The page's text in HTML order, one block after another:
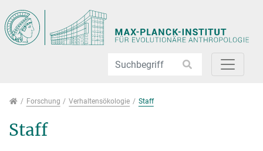
Forschung
Forschung Verhaltensökologie Staff
Staff